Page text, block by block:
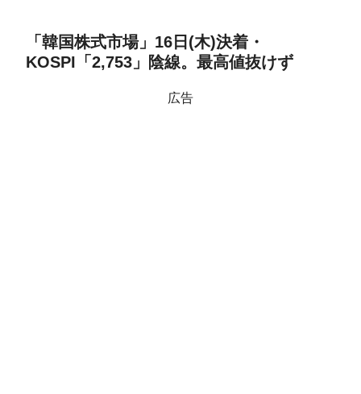
「韓国株式市場」16日(木)決着・
KOSPI「2,753」陰線。最高値抜けず
広告